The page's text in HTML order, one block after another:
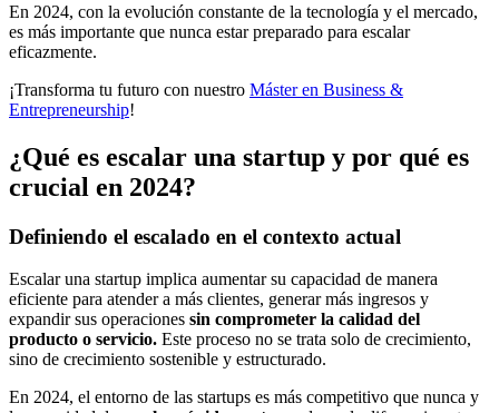
En 2024, con la evolución constante de la tecnología y el mercado,
es más importante que nunca estar preparado para escalar
eficazmente.
¡Transforma tu futuro con nuestro Máster en Business &
Entrepreneurship!
¿Qué es escalar una startup y por qué es
crucial en 2024?
Definiendo el escalado en el contexto actual
Escalar una startup implica aumentar su capacidad de manera
eficiente para atender a más clientes, generar más ingresos y
expandir sus operaciones sin comprometer la calidad del
producto o servicio. Este proceso no se trata solo de crecimiento,
sino de crecimiento sostenible y estructurado.
En 2024, el entorno de las startups es más competitivo que nunca y